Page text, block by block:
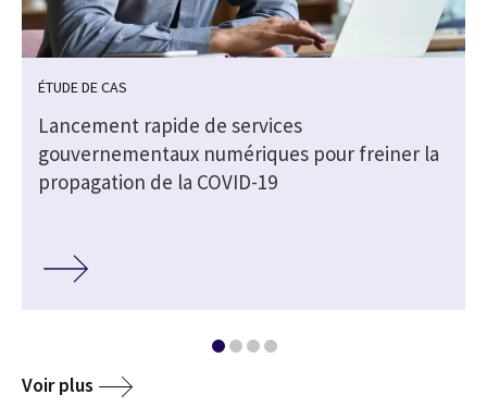
ÉTUDE DE CAS
Lancement rapide de services
gouvernementaux numériques pour freiner la
propagation de la COVID-19
Voir plus